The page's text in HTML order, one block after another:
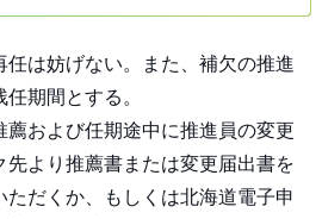
任は妨げない。また、補欠の推進
期間とする。
薦および任期途中に推進員の変更
先より推薦書または変更届出書を
ただくか、もしくは北海道電子申